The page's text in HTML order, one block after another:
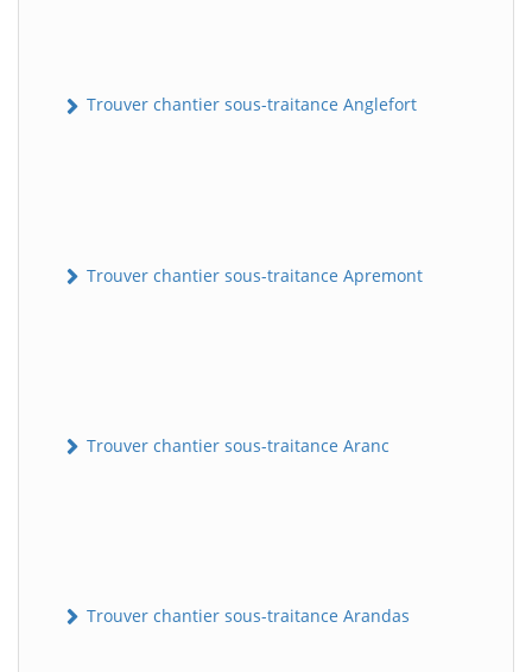
Trouver chantier sous-traitance Anglefort
Trouver chantier sous-traitance Apremont
Trouver chantier sous-traitance Aranc
Trouver chantier sous-traitance Arandas